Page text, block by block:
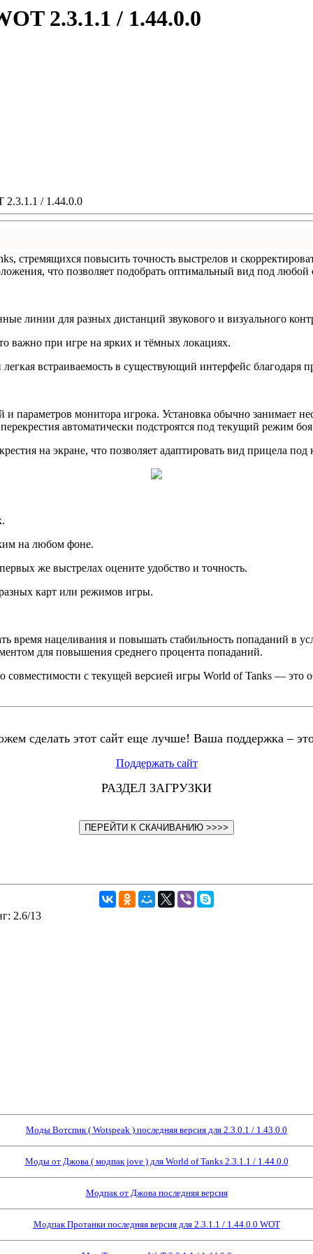
2.3.1.1 / 1.44.0.0
2.3.1.1 / 1.44.0.0
стремящихся повысить точность выстрелов и
что позволяет подобрать оптимальный вид под любой
линии для разных дистанций звукового и визуального
важно при игре на ярких и тёмных локациях.
встраиваемость в существующий интерфейс благодаря
параметров монитора игрока. Установка обычно занимает
автоматически подстроятся под текущий режим
на экране, что позволяет адаптировать вид прицела
на любом фоне.
же выстрелах оцените удобство и точность.
карт или режимов игры.
время нацеливания и повышать стабильность попаданий в
для повышения среднего процента попаданий.
совместимости с текущей версией игры World of Tanks —
сделать этот сайт еще лучше! Ваша поддержка –
Поддержать сайт
РАЗДЕЛ ЗАГРУЗКИ
ПЕРЕЙТИ К СКАЧИВАНИЮ >>>>
: 2.6/13
Моды Вотспик ( Wotspeak ) последняя версия для 2.3.0.1 / 1.43.0.0
Моды от Джова ( модпак jove ) для World of Tanks 2.3.1.1 / 1.44.0.0
Модпак от Джова последняя версия
Модпак Протанки последняя версия для 2.3.1.1 / 1.44.0.0 WOT